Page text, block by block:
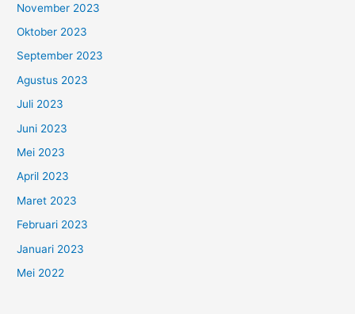
November 2023
Oktober 2023
September 2023
Agustus 2023
Juli 2023
Juni 2023
Mei 2023
April 2023
Maret 2023
Februari 2023
Januari 2023
Mei 2022